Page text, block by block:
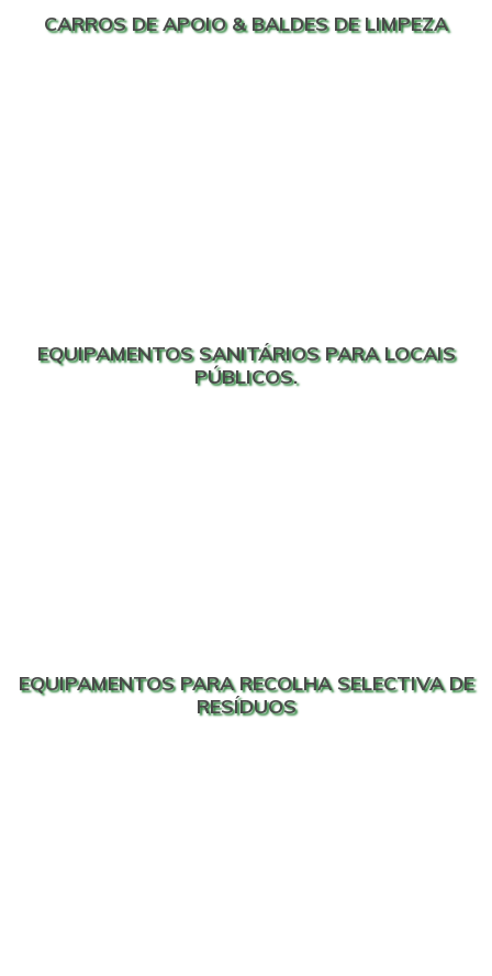
CARROS DE APOIO & BALDES DE LIMPEZA
EQUIPAMENTOS SANITÁRIOS PARA LOCAIS
PÚBLICOS.
EQUIPAMENTOS PARA RECOLHA SELECTIVA DE
RESÍDUOS